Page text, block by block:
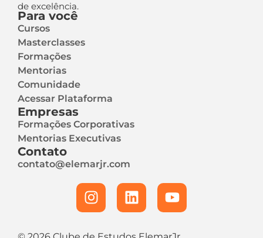
de excelência.
Para você
Cursos
Masterclasses
Formações
Mentorias
Comunidade
Acessar Plataforma
Empresas
Formações Corporativas
Mentorias Executivas
Contato
contato@elemarjr.com